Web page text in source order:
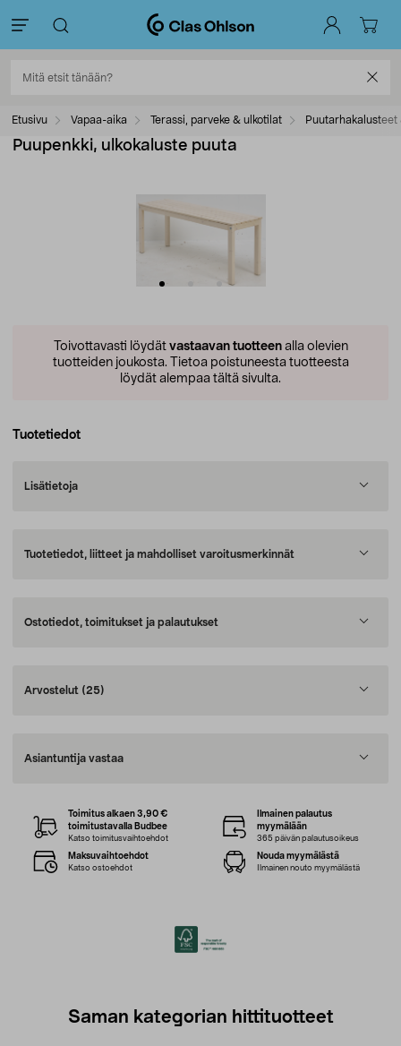
Etusivu Vapaa-aika Terassi, parveke & ulkotilat Puutarhakalusteet
Puupenkki, ulkokaluste puuta
Toivottavasti löydät vastaavan tuotteenalla olevien
tuotteiden joukosta. Tietoa poistuneesta tuotteesta
löydät alempaa tältä sivulta.
Tuotetiedot
Lisätietoja
Tuotetiedot, liitteet ja mahdolliset varoitusmerkinnät
Ostotiedot, toimitukset ja palautukset
Arvostelut (25)
Asiantuntija vastaa
Toimitus alkaen 3,90 €
toimitustavalla Budbee
Katso toimitusvaihtoehdot
Ilmainen palautus
myymälään
365 päivän palautusoikeus
Maksuvaihtoehdot
Katso ostoehdot
Nouda myymälästä
Ilmainen nouto myymälästä
Saman kategorian hittituotteet